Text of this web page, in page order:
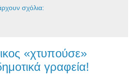
σχόλια:
«χτυπούσε»
γραφεία!